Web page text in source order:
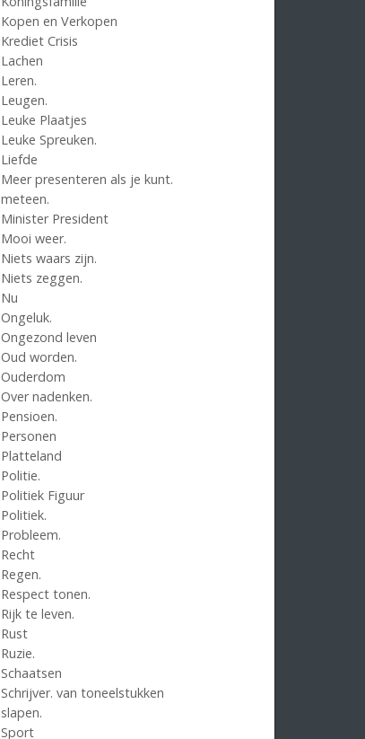
Kopen en Verkopen
Krediet Crisis
Lachen
Leren.
Leugen.
Leuke Plaatjes
Leuke Spreuken.
Liefde
Meer presenteren als je kunt.
meteen.
Minister President
Mooi weer.
Niets waars zijn.
Niets zeggen.
Nu
Ongeluk.
Ongezond leven
Oud worden.
Ouderdom
Over nadenken.
Pensioen.
Personen
Platteland
Politie.
Politiek Figuur
Politiek.
Probleem.
Recht
Regen.
Respect tonen.
Rijk te leven.
Rust
Ruzie.
Schaatsen
Schrijver. van toneelstukken
slapen.
Sport